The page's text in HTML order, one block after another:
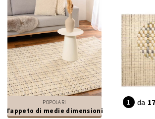
POPOLARI
Tappeto di medie dimensioni
da